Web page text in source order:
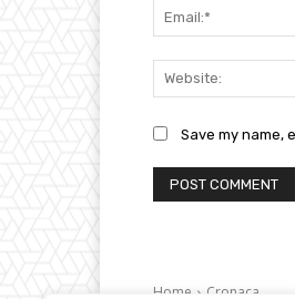
Save my name,